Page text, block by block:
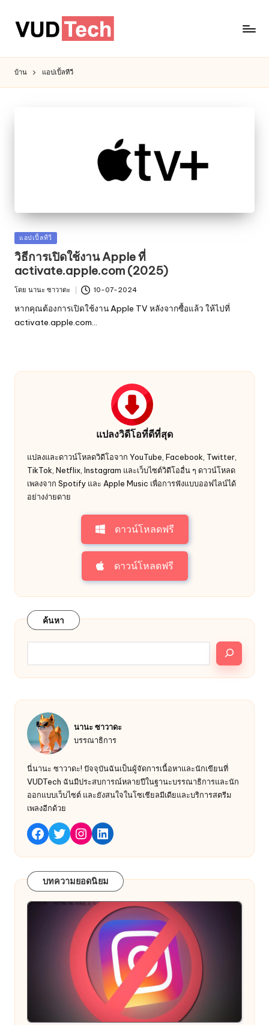
บ้าน แอปเปิ้ลทีวี
โพสต์
ใน
แอปเปิ้ลทีวี
วิธีการเปิดใช้งาน Apple ที่
activate.apple.com (2025)
โพ
โดย นานะ ซาวาดะ 10-07-2024
หากคุณต้องการเปิดใช้งาน Apple TV หลังจากซื้อแล้ว ให้ไปที่
activate.apple.com…
แปลงวิดีโอที่ดีที่สุด
แปลงและดาวน์โหลดวิดีโอจาก YouTube, Facebook, Twitter,
TikTok, Netflix, Instagram และเว็บไซต์วิดีโออื่น ๆ ดาวน์โหลด
เพลงจาก Spotify และ Apple Music เพื่อการฟังแบบออฟไลน์ได้
อย่างง่ายดาย
ดาวน์โหลดฟรี
ดาวน์โหลดฟรี
ค้นหา
นานะ ซาวาดะ
บรรณาธิการ
นี่นานะ ซาวาดะ! ปัจจุบันฉันเป็นผู้จัดการเนื้อหาและนักเขียนที่
VUDTech ฉันมีประสบการณ์หลายปีในฐานะบรรณาธิการและนัก
ออกแบบเว็บไซต์ และยังสนใจในโซเชียลมีเดียและบริการสตรีม
เพลงอีกด้วย
เฟสบุ๊คทวิตเตอร์อินสตาแกรม
ลิงค์อิน
บทความยอดนิยม